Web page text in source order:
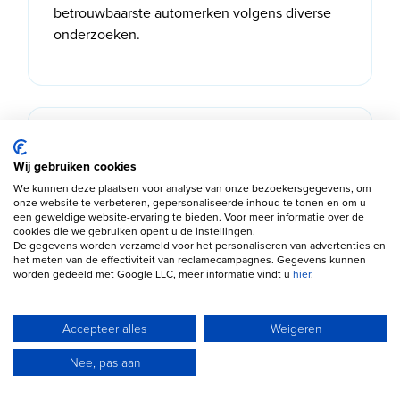
betrouwbaarste automerken volgens diverse
onderzoeken.
De Swift wordt wereldwijd verkocht in meer
dan honderd landen.
Leuk weetje #4
Suzuki is marktleider in verschillende
Aziatische landen.
Wij gebruiken cookies
We kunnen deze plaatsen voor analyse van onze bezoekersgegevens, om
onze website te verbeteren, gepersonaliseerde inhoud te tonen en om u
een geweldige website-ervaring te bieden. Voor meer informatie over de
cookies die we gebruiken opent u de instellingen.
De gegevens worden verzameld voor het personaliseren van advertenties en
het meten van de effectiviteit van reclamecampagnes. Gegevens kunnen
worden gedeeld met Google LLC, meer informatie vindt u hier.
Accepteer alles
Weigeren
Nee, pas aan